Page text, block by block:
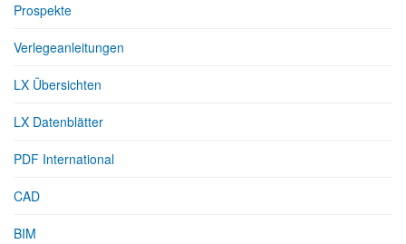
Prospekte
Verlegeanleitungen
LX Übersichten
LX Datenblätter
PDF International
CAD
BIM